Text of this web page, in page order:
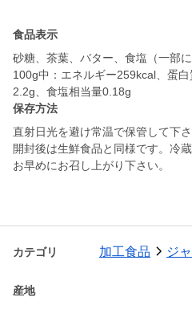
食品表示
砂糖、茶葉、バター、食塩（一部に
100g中：エネルギー259kcal、蛋
2.2g、食塩相当量0.18g
保存方法
直射日光を避け常温で保管して下さ
開封後は生鮮食品と同様です。冷
お早めにお召し上がり下さい。
カテゴリ 加工食品 ジ
産地